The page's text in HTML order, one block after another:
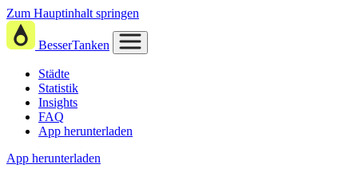
Zum Hauptinhalt springen
BesserTanken
Städte
Statistik
Insights
FAQ
App herunterladen
App herunterladen